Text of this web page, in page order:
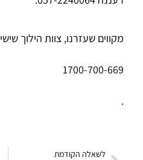
מקווים שעזרנו, צוות הילוך שישי
1700-700-669
.
לשאלה הקודמת